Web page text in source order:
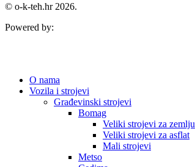
© o-k-teh.hr 2026.
Powered by:
O nama
Vozila i strojevi
Građevinski strojevi
Bomag
Veliki strojevi za zemlju
Veliki strojevi za asflat
Mali strojevi
Metso